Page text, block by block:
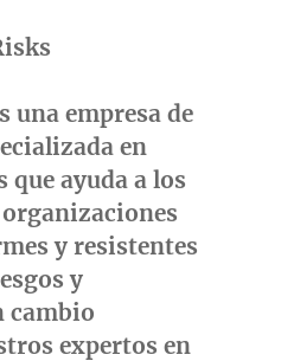
una empresa de
en
que ayuda a los
y resistentes
y
cambio
expertos en